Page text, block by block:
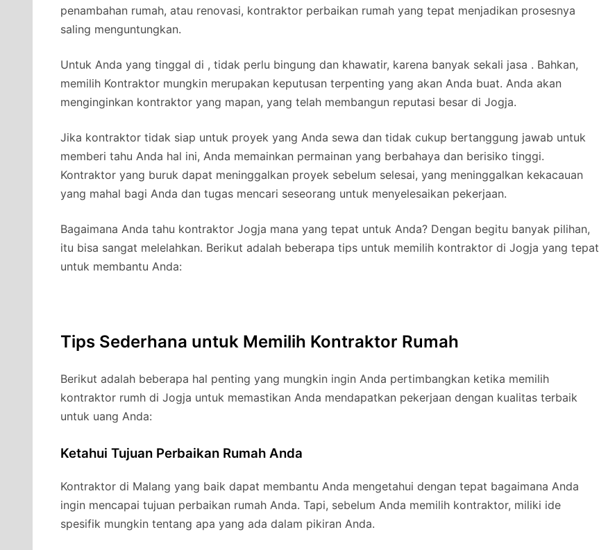
penambahan rumah, atau renovasi, kontraktor perbaikan rumah yang tepat menjadikan prosesnya
saling menguntungkan.
Untuk Anda yang tinggal di , tidak perlu bingung dan khawatir, karena banyak sekali jasa . Bahkan,
memilih Kontraktor mungkin merupakan keputusan terpenting yang akan Anda buat. Anda akan
menginginkan kontraktor yang mapan, yang telah membangun reputasi besar di Jogja.
Jika kontraktor tidak siap untuk proyek yang Anda sewa dan tidak cukup bertanggung jawab untuk
memberi tahu Anda hal ini, Anda memainkan permainan yang berbahaya dan berisiko tinggi.
Kontraktor yang buruk dapat meninggalkan proyek sebelum selesai, yang meninggalkan kekacauan
yang mahal bagi Anda dan tugas mencari seseorang untuk menyelesaikan pekerjaan.
Bagaimana Anda tahu kontraktor Jogja mana yang tepat untuk Anda? Dengan begitu banyak pilihan,
itu bisa sangat melelahkan. Berikut adalah beberapa tips untuk memilih kontraktor di Jogja yang tepat
untuk membantu Anda:
Tips Sederhana untuk Memilih Kontraktor Rumah
Berikut adalah beberapa hal penting yang mungkin ingin Anda pertimbangkan ketika memilih
kontraktor rumh di Jogja untuk memastikan Anda mendapatkan pekerjaan dengan kualitas terbaik
untuk uang Anda:
Ketahui Tujuan Perbaikan Rumah Anda
Kontraktor di Malang yang baik dapat membantu Anda mengetahui dengan tepat bagaimana Anda
ingin mencapai tujuan perbaikan rumah Anda. Tapi, sebelum Anda memilih kontraktor, miliki ide
spesifik mungkin tentang apa yang ada dalam pikiran Anda.